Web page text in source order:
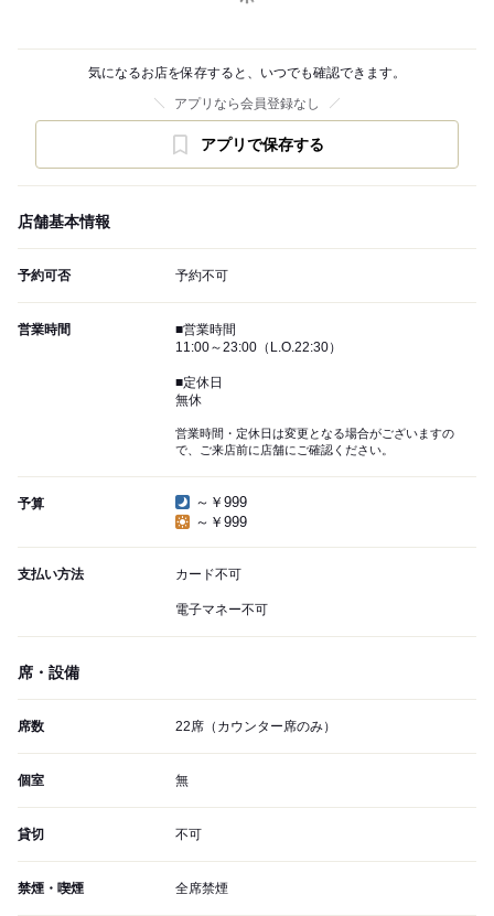
気になるお店を保存すると、いつでも確認できます。
アプリなら会員登録なし
アプリで保存する
店舗基本情報
予約可否 予約不可
営業時間
■営業時間
11:00～23:00（L.O.22:30）
■定休日
無休
営業時間・定休日は変更となる場合がございますの
で、ご来店前に店舗にご確認ください。
予算
～￥999
～￥999
支払い方法 カード不可
電子マネー不可
席・設備
席数 22席（カウンター席のみ）
個室 無
貸切 不可
禁煙・喫煙 全席禁煙